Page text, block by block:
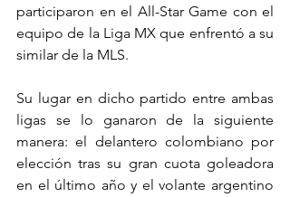
participaron en el All-Star Game con el
equipo de la Liga MX que enfrentó a su
similar de la MLS.
Su lugar en dicho partido entre ambas
ligas se lo ganaron de la siguiente
manera: el delantero colombiano por
elección tras su gran cuota goleadora
en el último año y el volante argentino